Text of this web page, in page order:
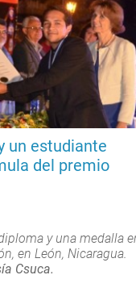
un estudiante
del premio
y una medalla
en León, Nicaragua.
Csuca.